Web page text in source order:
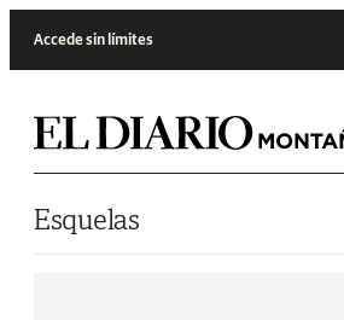
Accede sin límites
Esquelas